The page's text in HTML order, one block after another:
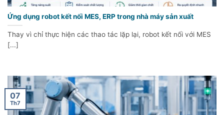
Ứng dụng robot kết nối MES, ERP trong nhà máy sản xuất
Thay vì chỉ thực hiện các thao tác lặp lại, robot kết nối với MES
[...]
07
Th7